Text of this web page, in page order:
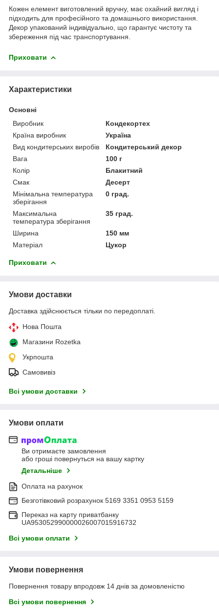
Кожен елемент виготовлений вручну, має охайний вигляд і
підходить для професійного та домашнього використання.
Декор упакований індивідуально, що гарантує чистоту та
збереження під час транспортування.
Приховати
Характеристики
Основні
Виробник
Кондекортех
Країна виробник
Україна
Вид кондитерських виробів
Кондитерський декор
Вага
100 г
Колір
Блакитний
Смак
Десерт
Мінімальна температура
зберігання
0 град.
Максимальна
температура зберігання
35 град.
Ширина
150 мм
Матеріал
Цукор
Приховати
Умови доставки
Доставка здійснюється тільки по передоплаті.
Нова Пошта
Магазини Rozetka
Укрпошта
Самовивіз
Всі умови доставки
Умови оплати
Ви отримаєте замовлення
або гроші повернуться на вашу картку
Детальніше
Оплата на рахунок
Безготівковий розрахунок 5169 3351 0953 5159
Переказ на карту приватбанку
UA953052990000026007015916732
Всі умови оплати
Умови повернення
Повернення товару впродовж 14 днів за домовленістю
Всі умови повернення